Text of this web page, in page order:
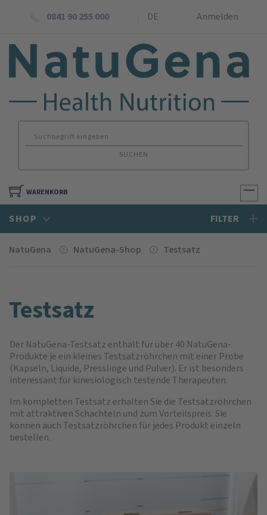
0841 90 255 000 DE Anmelden
SUCHEN
WARENKORB
SHOP FILTER
NatuGena NatuGena-Shop Testsatz
Testsatz
Der NatuGena-Testsatz enthält für über 40 NatuGena-
Produkte je ein kleines Testsatzröhrchen mit einer Probe
(Kapseln, Liquide, Presslinge und Pulver). Er ist besonders
interessant für kinesiologisch testende Therapeuten.
Im kompletten Testsatz erhalten Sie die Testsatzröhrchen
mit attraktiven Schachteln und zum Vorteilspreis. Sie
können auch Testsatzröhrchen für jedes Produkt einzeln
bestellen.